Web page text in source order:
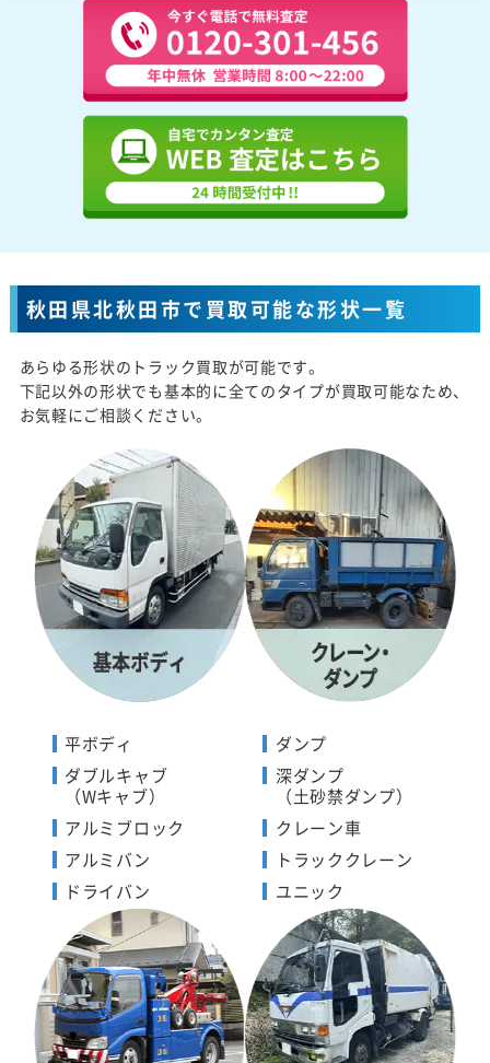
秋田県北秋田市で買取可能な形状一覧
あらゆる形状のトラック買取が可能です。
下記以外の形状でも基本的に全てのタイプが買取可能なため、
お気軽にご相談ください。
平ボディ
ダブルキャブ
（Wキャブ）
アルミブロック
アルミバン
ドライバン
ダンプ
深ダンプ
（土砂禁ダンプ）
クレーン車
トラッククレーン
ユニック